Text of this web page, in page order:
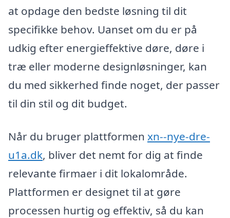
at opdage den bedste løsning til dit
specifikke behov. Uanset om du er på
udkig efter energieffektive døre, døre i
træ eller moderne designløsninger, kan
du med sikkerhed finde noget, der passer
til din stil og dit budget.
Når du bruger plattformen xn--nye-dre-
u1a.dk, bliver det nemt for dig at finde
relevante firmaer i dit lokalområde.
Plattformen er designet til at gøre
processen hurtig og effektiv, så du kan